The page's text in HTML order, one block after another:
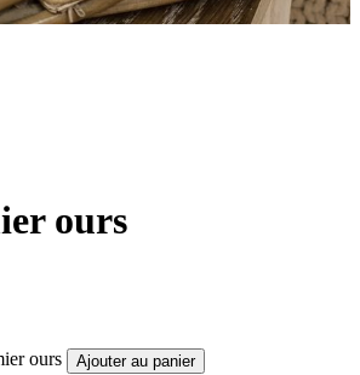
ours
ours Ajouter au panier